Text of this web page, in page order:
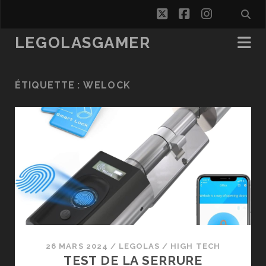
twitterfacebook
LEGOLASGAMER
ÉTIQUETTE :WELOCK
26 MARS 2024 / LEGOLAS / HIGH TECH
TEST DE LA SERRURE